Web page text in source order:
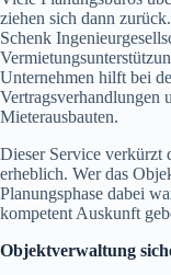
ziehen sich dann
Schenk
Unternehmen hilft bei
Vertragsverhandlungen
Mieterausbauten.
Dieser Service verkürzt
erheblich. Wer das
Planungsphase dabei
kompetent Auskunft
Objektverwaltung